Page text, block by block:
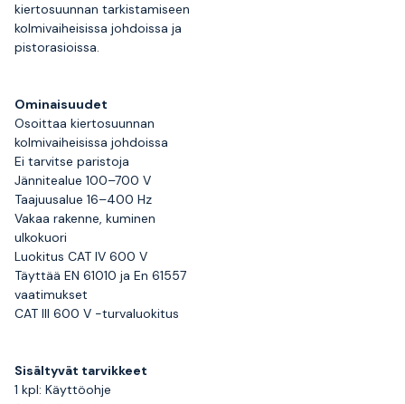
kiertosuunnan tarkistamiseen
kolmivaiheisissa johdoissa ja
pistorasioissa.
Ominaisuudet
Osoittaa kiertosuunnan
kolmivaiheisissa johdoissa
Ei tarvitse paristoja
Jännitealue 100–700 V
Taajuusalue 16–400 Hz
Vakaa rakenne, kuminen
ulkokuori
Luokitus CAT IV 600 V
Täyttää EN 61010 ja En 61557
vaatimukset
CAT III 600 V -turvaluokitus
Sisältyvät tarvikkeet
1 kpl: Käyttöohje